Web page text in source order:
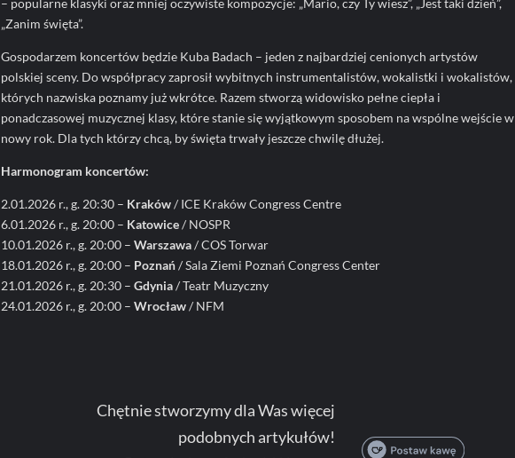
– popularne klasyki oraz mniej oczywiste kompozycje: „Mario, czy Ty wiesz”, „Jest taki dzień”,
„Zanim święta”.
Gospodarzem koncertów będzie Kuba Badach – jeden z najbardziej cenionych artystów
polskiej sceny. Do współpracy zaprosił wybitnych instrumentalistów, wokalistki i wokalistów,
których nazwiska poznamy już wkrótce. Razem stworzą widowisko pełne ciepła i
ponadczasowej muzycznej klasy, które stanie się wyjątkowym sposobem na wspólne wejście w
nowy rok. Dla tych którzy chcą, by święta trwały jeszcze chwilę dłużej.
Harmonogram koncertów:
2.01.2026 r., g. 20:30 – Kraków/ ICE Kraków Congress Centre
6.01.2026 r., g. 20:00 – Katowice/ NOSPR
10.01.2026 r., g. 20:00 – Warszawa/ COS Torwar
18.01.2026 r., g. 20:00 – Poznań/ Sala Ziemi Poznań Congress Center
21.01.2026 r., g. 20:30 – Gdynia/ Teatr Muzyczny
24.01.2026 r., g. 20:00 – Wrocław/ NFM
Chętnie stworzymy dla Was więcej
podobnych artykułów!